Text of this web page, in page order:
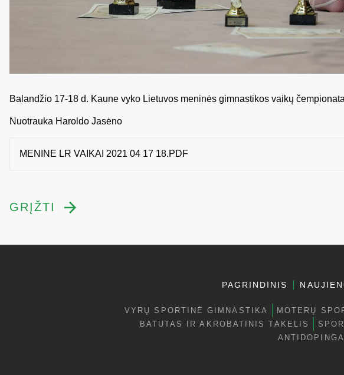
Balandžio 17-18 d. Kaune vyko Lietuvos meninės gimnastikos vaikų
Nuotrauka Haroldo Jasėno
MENINE LR VAIKAI 2021 04 17 18.PDF
GRĮŽTI
PAGRINDINIS
VYRŲ SPORTINĖ GIMNASTIKA MOTERŲ
BATUTAS IR AKROBATINIS TAKELIS